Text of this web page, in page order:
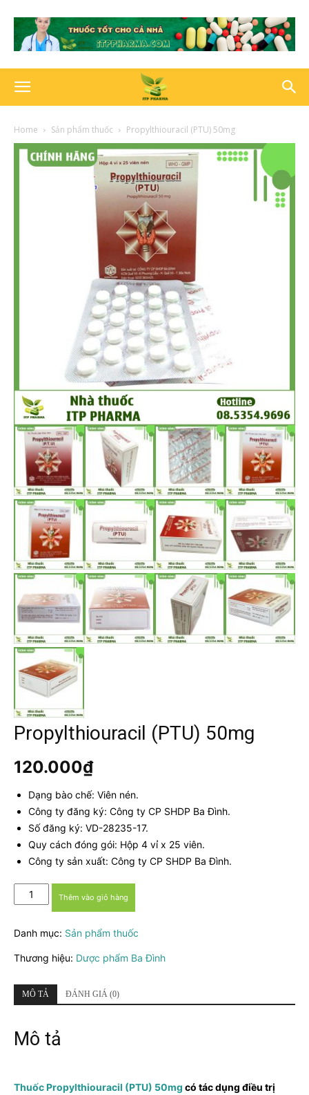
Home Sản phẩm thuốc Propylthiouracil (PTU) 50mg
Propylthiouracil (PTU) 50mg
120.000₫
Dạng bào chế: Viên nén.
Công ty đăng ký: Công ty CP SHDP Ba Đình.
Số đăng ký: VD-28235-17.
Quy cách đóng gói: Hộp 4 vỉ x 25 viên.
Công ty sản xuất: Công ty CP SHDP Ba Đình.
Propylthiouracil
(PTU)
số
Thêm vào giỏ hàng
Danh mục: Sản phẩm thuốc
Thương hiệu: Dược phẩm Ba Đình
MÔ TẢ ĐÁNH GIÁ (0)
Mô tả
Thuốc Propylthiouracil (PTU) 50mg có tác dụng điều trị